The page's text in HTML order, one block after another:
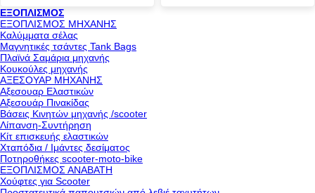
ΕΞΟΠΛΙΣΜΟΣ
ΕΞΟΠΛΙΣΜΟΣ ΜΗΧΑΝΗΣ
Καλύμματα σέλας
Μαγνητικές τσάντες Tank Bags
Πλαϊνά Σαμάρια μηχανής
Κουκούλες μηχανής
ΑΞΕΣΟΥΑΡ ΜΗΧΑΝΗΣ
Αξεσουαρ Ελαστικών
Αξεσουάρ Πινακίδας
Βάσεις Κινητών μηχανής /scooter
Λίπανση-Συντήρηση
Κίτ επισκευής ελαστικών
Χταπόδια / Ιμάντες δεσίματος
Ποτηροθήκες scooter-moto-bike
ΕΞΟΠΛΙΣΜΟΣ ΑΝΑΒΑΤΗ
Χούφτες για Scooter